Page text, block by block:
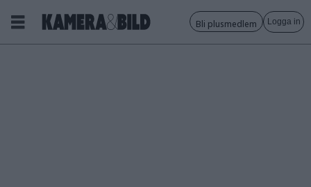
Bli plusmedlem Logga in